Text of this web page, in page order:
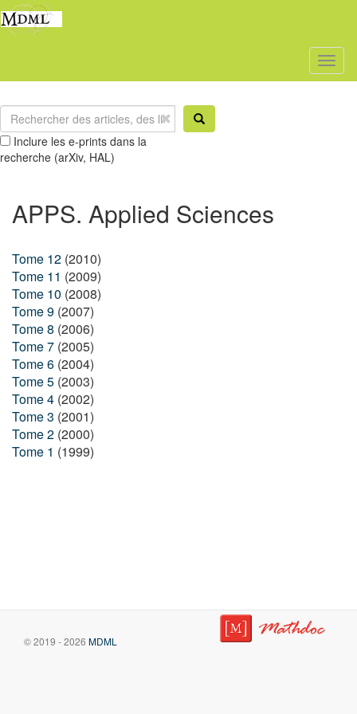
Inclure les e-prints dans la
recherche (arXiv, HAL)
APPS. Applied Sciences
Tome 12 (2010)
Tome 11 (2009)
Tome 10 (2008)
Tome 9 (2007)
Tome 8 (2006)
Tome 7 (2005)
Tome 6 (2004)
Tome 5 (2003)
Tome 4 (2002)
Tome 3 (2001)
Tome 2 (2000)
Tome 1 (1999)
© 2019 - 2026 MDML